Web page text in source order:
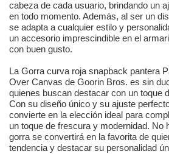
cabeza de cada usuario, brindando un
en todo momento. Además, al ser un
se adapta a cualquier estilo y
un accesorio imprescindible en el
con buen gusto.
La Gorra curva roja snapback pantera
Over Canvas de Goorin Bros. es sin
quienes buscan destacar con un toque
Con su diseño único y su ajuste
convierte en la elección ideal para
un toque de frescura y modernidad. No
gorra se convertirá en la favorita de
tendencia y destacar su personalidad